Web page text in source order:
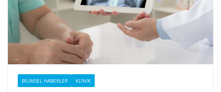
BILIMSEL HABERLER KLINIK